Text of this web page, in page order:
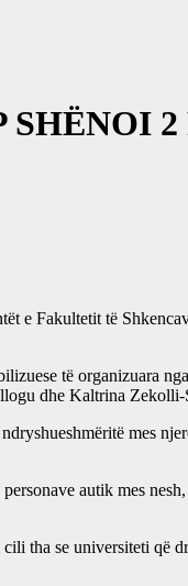
e Fakultetit të
të organizuara
dhe Kaltrina Zekolli-
mes
autik mes
se universiteti që